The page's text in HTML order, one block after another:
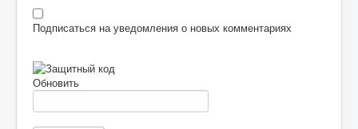
Подписаться на уведомления о новых комментариях
Обновить